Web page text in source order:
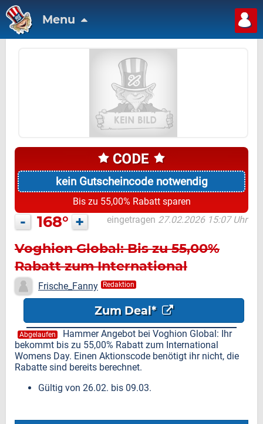
Menu
kein Gutscheincode notwendig
Bis zu 55,00% Rabatt sparen
- 168° + eingetragen 27.02.2026 15:07 Uhr
Voghion Global: Bis zu 55,00%
Rabatt zum International
Womens Day
Frische_Fanny Redaktion
Zum Deal*
Abgelaufen
Hammer Angebot bei Voghion Global: Ihr
bekommt bis zu 55,00% Rabatt zum International
Womens Day. Einen Aktionscode benötigt ihr nicht, die
Rabatte sind bereits berechnet.
Gültig von 26.02. bis 09.03.